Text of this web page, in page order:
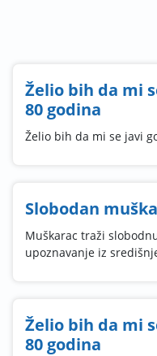
Želio bih da mi
80 godina
Želio bih da mi se javi
Slobodan
Muškarac traži
upoznavanje iz
Želio bih da mi
80 godina